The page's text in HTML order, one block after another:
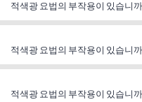
적색광 요법의 부작용이 있습니
적색광 요법의 부작용이 있습니
적색광 요법의 부작용이 있습니